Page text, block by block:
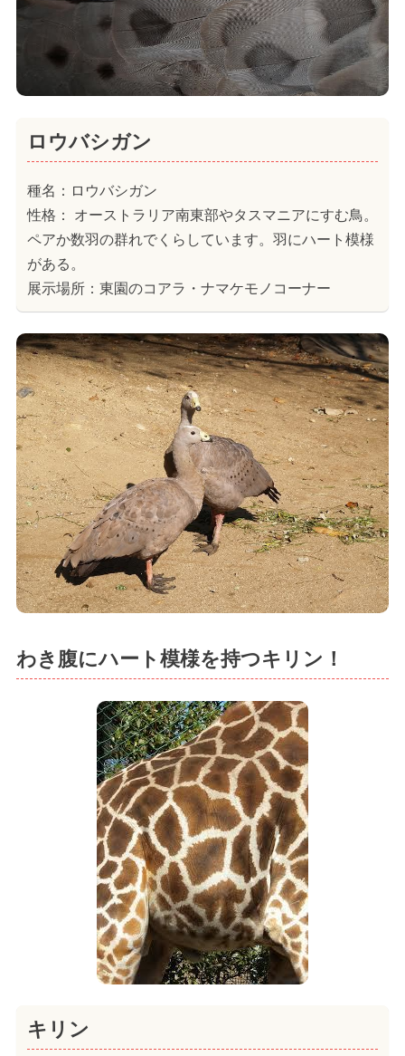
ロウバシガン
種名：ロウバシガン
性格： オーストラリア南東部やタスマニアにすむ鳥。
ペアか数羽の群れでくらしています。羽にハート模様
がある。
展示場所：東園のコアラ・ナマケモノコーナー
わき腹にハート模様を持つキリン！
キリン